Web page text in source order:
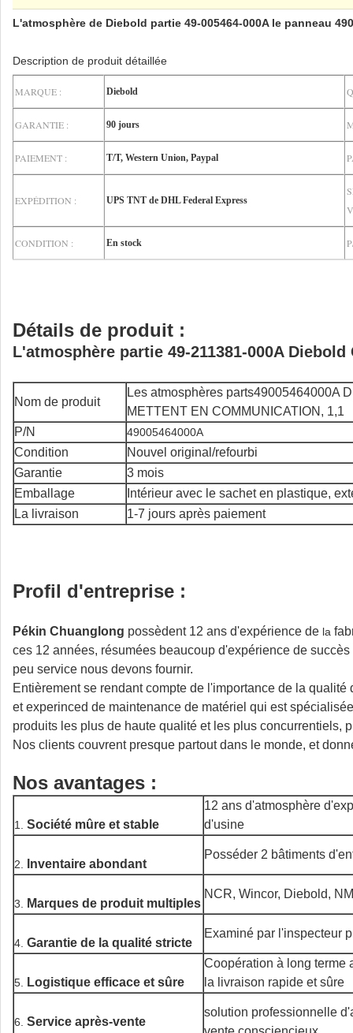
L'atmosphère de Diebold partie 49-005464-000A le panneau
Description de produit détaillée
MARQUE : Diebold
GARANTIE : 90 jours
PAIEMENT : T/T, Western Union, Paypal
EXPÉDITION : UPS TNT de DHL Federal Express
CONDITION : En stock
Détails de produit :
L'atmosphère partie 49-211381-000A Diebold
Nom de produit
Les atmosphères parts49005464000A
METTENT EN COMMUNICATION, 1,1
P/N
49005464000A
Condition
Nouvel original/refourbi
Garantie
3 mois
Emballage
Intérieur avec le sachet en plastique,
La livraison
1-7 jours après paiement
Profil d'entreprise :
Pékin Chuanglong possèdent 12 ans d'expérience de la
ces 12 années, résumées beaucoup d'expérience de
peu service nous devons fournir.
Entièrement se rendant compte de l'importance de la
et experinced de maintenance de matériel qui est
produits les plus de haute qualité et les plus concurrentiels,
Nos clients couvrent presque partout dans le monde, et
Nos avantages :
1. Société mûre et stable
12 ans d'atmosphère
d'usine
2. Inventaire abondant
Posséder 2 bâtiments
3. Marques de produit multiples
NCR, Wincor, Diebold,
4. Garantie de la qualité stricte
Examiné par l'inspecteur
5. Logistique efficace et sûre
Coopération à long terme
la livraison rapide et sûre
6. Service après-vente
solution professionnelle